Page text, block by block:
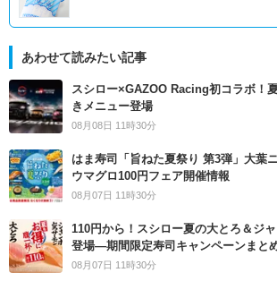
あわせて読みたい記事
スシロー×GAZOO Racing初コラボ！
きメニュー登場
08月08日 11時30分
はま寿司「旨ねた夏祭り 第3弾」大葉
ウマグロ100円フェア開催情報
08月07日 11時30分
110円から！スシロー夏の大とろ＆ジ
登場―期間限定寿司キャンペーンまと
08月07日 11時30分